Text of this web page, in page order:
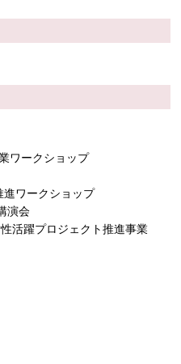
ワークショップ
進ワークショップ
演会
活躍プロジェクト推進事業